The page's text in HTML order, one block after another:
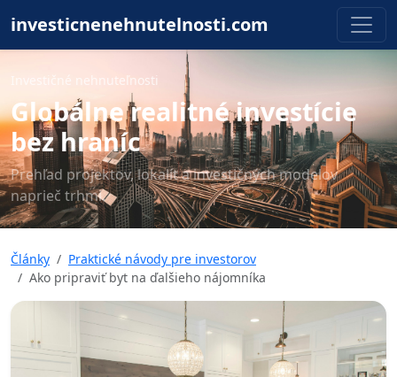
investicnenehnutelnosti.com
Investičné nehnuteľnosti
Globálne realitné investície
bez hraníc
Prehľad projektov, lokalít a investičných modelov
naprieč trhmi.
Články
Praktické návody pre investorov
Ako pripraviť byt na ďalšieho nájomníka